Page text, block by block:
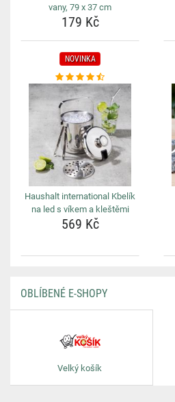
vany, 79 x 37 cm
179 Kč
NOVINKA
Haushalt international Kbelík
na led s víkem a kleštěmi
569 Kč
OBLÍBENÉ E-SHOPY
Velký košík